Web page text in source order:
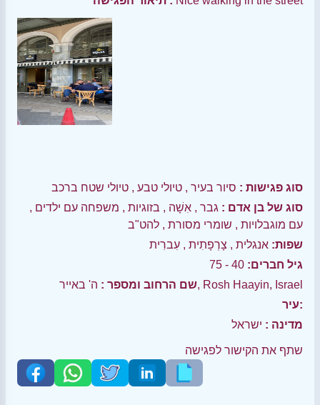
סוג פגישות : סיור בעיר , טיולי טבע , טיולי שטח ברכב
סוג של בן אדם : גבר , אִשָׁה , בזוגיות , משפחה עם ילדים ,
עם מוגבלויות , שומרי מסורת , להט"ב
שפות: אנגלית , צָרְפָתִית , עִברִית
גיל חברים: 40 - 75
שם הרחוב ומספר :ה' באייר, Rosh Haayin, Israel
עיר:
מדינה : ישראל
שתף את הקישור לפגישה